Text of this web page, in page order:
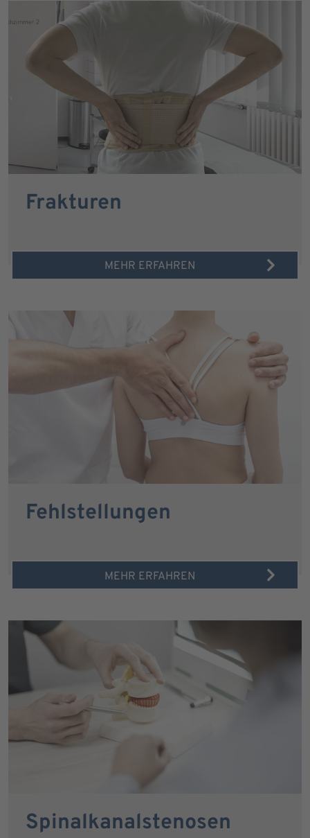
Frakturen
MEHR ERFAHREN
Fehlstellungen
MEHR ERFAHREN
Spinalkanalstenosen